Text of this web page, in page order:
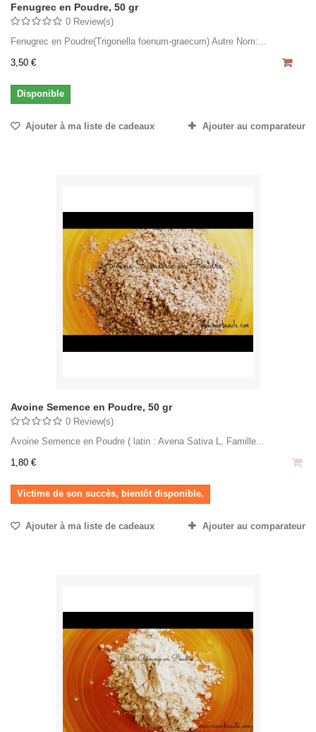
Fenugrec en Poudre, 50 gr
0 Review(s)
Fenugrec en Poudre(Trigonella foenum-graecum) Autre Nom:...
3,50 €
Disponible
Ajouter à ma liste de cadeaux Ajouter au comparateur
Avoine Semence en Poudre, 50 gr
0 Review(s)
Avoine Semence en Poudre ( latin : Avena Sativa L, Famille...
1,80 €
Victime de son succès, bientôt disponible.
Ajouter à ma liste de cadeaux Ajouter au comparateur